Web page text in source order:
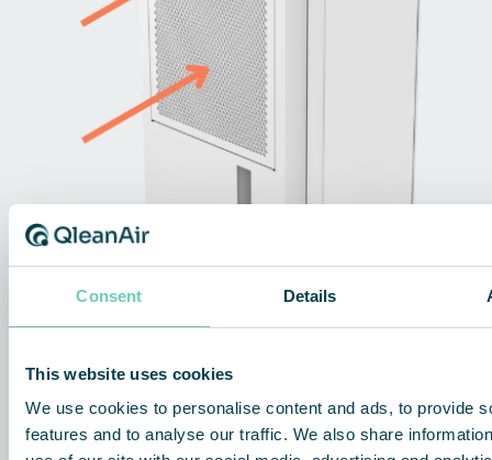
Consent Details
This website uses cookies
We use cookies to personalise content and ads, to provide
features and to analyse our traffic. We also share
1.Ilman tuloaukko